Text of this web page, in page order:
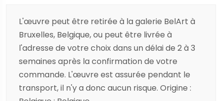
L'œuvre peut être retirée à la galerie BelArt à
Bruxelles, Belgique, ou peut être livrée à
l'adresse de votre choix dans un délai de 2 à 3
semaines après la confirmation de votre
commande. L'œuvre est assurée pendant le
transport, il n'y a donc aucun risque. Origine :